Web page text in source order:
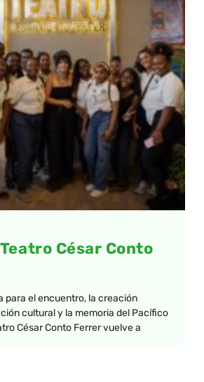
César Conto
para el encuentro, la creación
cultural y la memoria del Pacífico
César Conto Ferrer vuelve a